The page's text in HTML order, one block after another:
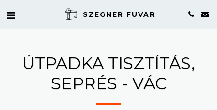
SZEGNER FUVAR
ÚTPADKA TISZTÍTÁS,
SEPRÉS - VÁC